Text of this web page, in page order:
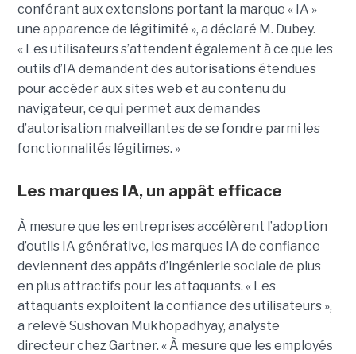
conférant aux extensions portant la marque « IA »
une apparence de légitimité », a déclaré M. Dubey.
« Les utilisateurs s’attendent également à ce que les
outils d’IA demandent des autorisations étendues
pour accéder aux sites web et au contenu du
navigateur, ce qui permet aux demandes
d’autorisation malveillantes de se fondre parmi les
fonctionnalités légitimes. »
Les marques IA, un appât efficace
À mesure que les entreprises accélèrent l’adoption
d’outils IA générative, les marques IA de confiance
deviennent des appâts d’ingénierie sociale de plus
en plus attractifs pour les attaquants. « Les
attaquants exploitent la confiance des utilisateurs »,
a relevé Sushovan Mukhopadhyay, analyste
directeur chez Gartner. « À mesure que les employés